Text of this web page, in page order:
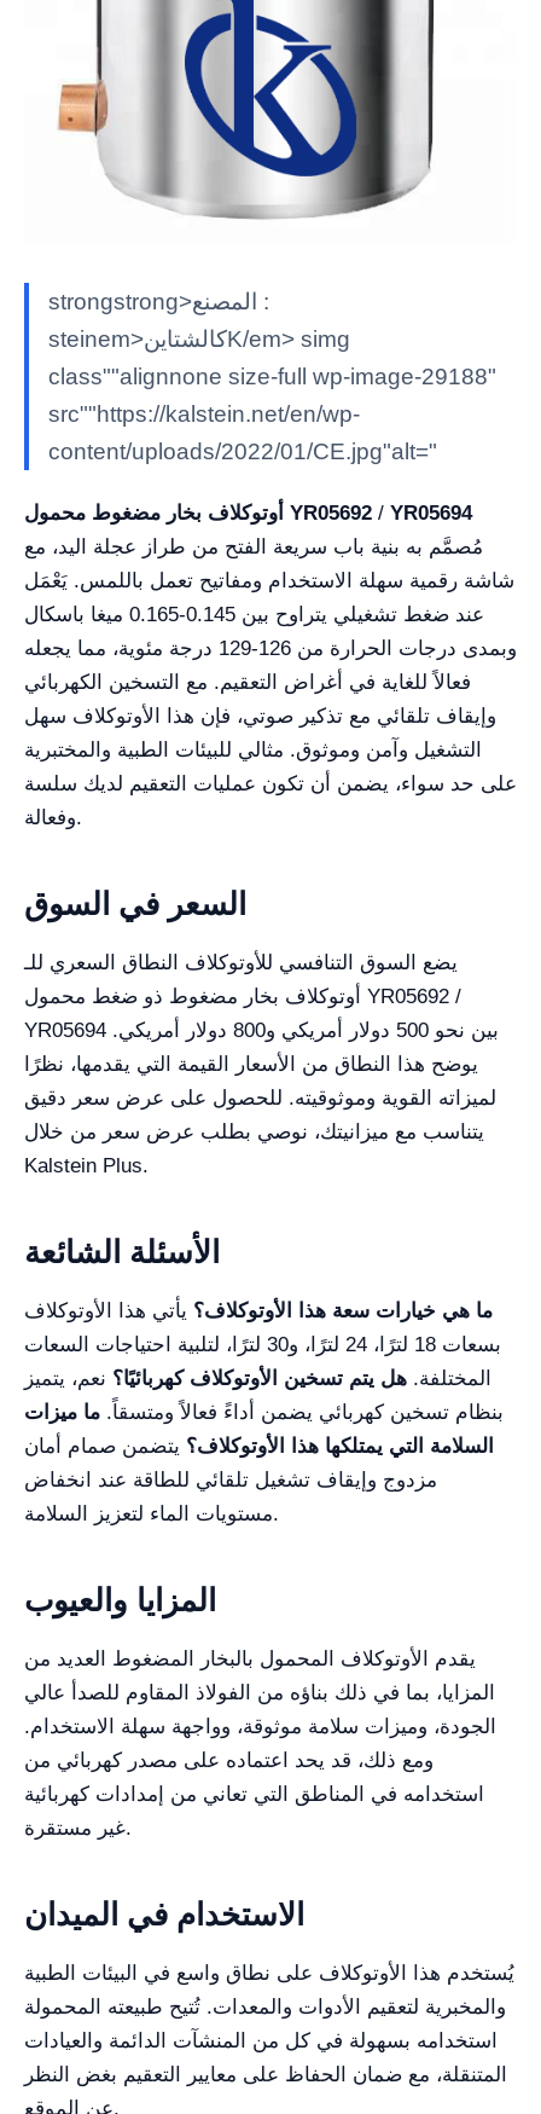
strongstrong>المصنع :
steinem>كالشتاينK/em> simg
class""alignnone size-full wp-image-29188"
src""https://kalstein.net/en/wp-
content/uploads/2022/01/CE.jpg"alt="
أوتوكلاف بخار مضغوط محمول YR05692 / YR05694
مُصمَّم به بنية باب سريعة الفتح من طراز عجلة اليد، مع
شاشة رقمية سهلة الاستخدام ومفاتيح تعمل باللمس. يَعْمَل
عند ضغط تشغيلي يتراوح بين 0.145-0.165 ميغا باسكال
وبمدى درجات الحرارة من 126-129 درجة مئوية، مما يجعله
فعالاً للغاية في أغراض التعقيم. مع التسخين الكهربائي
وإيقاف تلقائي مع تذكير صوتي، فإن هذا الأوتوكلاف سهل
التشغيل وآمن وموثوق. مثالي للبيئات الطبية والمختبرية
على حد سواء، يضمن أن تكون عمليات التعقيم لديك سلسة
وفعالة.
السعر في السوق
يضع السوق التنافسي للأوتوكلاف النطاق السعري للـ
أوتوكلاف بخار مضغوط ذو ضغط محمول YR05692 /
YR05694 بين نحو 500 دولار أمريكي و800 دولار أمريكي.
يوضح هذا النطاق من الأسعار القيمة التي يقدمها، نظرًا
لميزاته القوية وموثوقيته. للحصول على عرض سعر دقيق
يتناسب مع ميزانيتك، نوصي بطلب عرض سعر من خلال
Kalstein Plus.
الأسئلة الشائعة
ما هي خيارات سعة هذا الأوتوكلاف؟ يأتي هذا الأوتوكلاف
بسعات 18 لترًا، 24 لترًا، و30 لترًا، لتلبية احتياجات السعات
المختلفة. هل يتم تسخين الأوتوكلاف كهربائيًا؟ نعم، يتميز
بنظام تسخين كهربائي يضمن أداءً فعالاً ومتسقاً. ما ميزات
السلامة التي يمتلكها هذا الأوتوكلاف؟ يتضمن صمام أمان
مزدوج وإيقاف تشغيل تلقائي للطاقة عند انخفاض
مستويات الماء لتعزيز السلامة.
المزايا والعيوب
يقدم الأوتوكلاف المحمول بالبخار المضغوط العديد من
المزايا، بما في ذلك بناؤه من الفولاذ المقاوم للصدأ عالي
الجودة، وميزات سلامة موثوقة، وواجهة سهلة الاستخدام.
ومع ذلك، قد يحد اعتماده على مصدر كهربائي من
استخدامه في المناطق التي تعاني من إمدادات كهربائية
غير مستقرة.
الاستخدام في الميدان
يُستخدم هذا الأوتوكلاف على نطاق واسع في البيئات الطبية
والمخبرية لتعقيم الأدوات والمعدات. تُتيح طبيعته المحمولة
استخدامه بسهولة في كل من المنشآت الدائمة والعيادات
المتنقلة، مع ضمان الحفاظ على معايير التعقيم بغض النظر
عن الموقع.